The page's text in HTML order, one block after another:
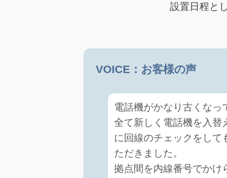
設置日程と
VOICE：お客様の声
電話機がかなり古くなっ
全て新しく電話機を入替
に回線のチェックをして
ただきました。
拠点間を内線番号でかけ